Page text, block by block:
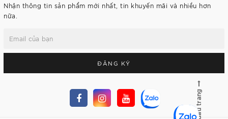
Nhận thông tin sản phẩm mới nhất, tin khuyến mãi và nhiều hơn
nữa.
ĐĂNG KÝ
Lên đầu trang